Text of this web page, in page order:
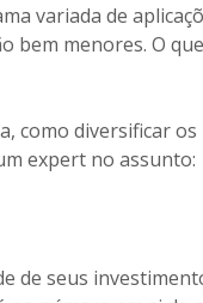
variada de
menores. O
como diversificar
expert no assunto:
de seus